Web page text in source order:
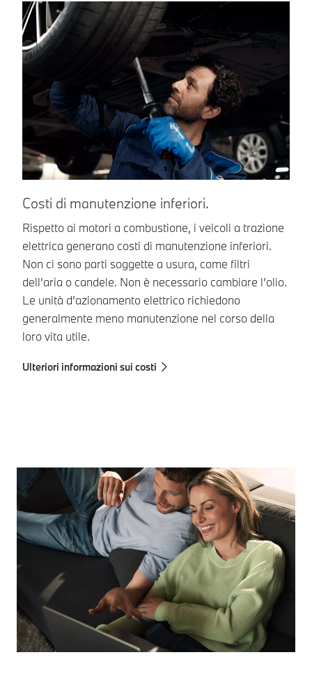
Costi di manutenzione inferiori.
Rispetto ai motori a combustione, i veicoli a trazione
elettrica generano costi di manutenzione inferiori.
Non ci sono parti soggette a usura, come filtri
dell'aria o candele. Non è necessario cambiare l’olio.
Le unità d’azionamento elettrico richiedono
generalmente meno manutenzione nel corso della
loro vita utile.
Ulteriori informazioni sui costi